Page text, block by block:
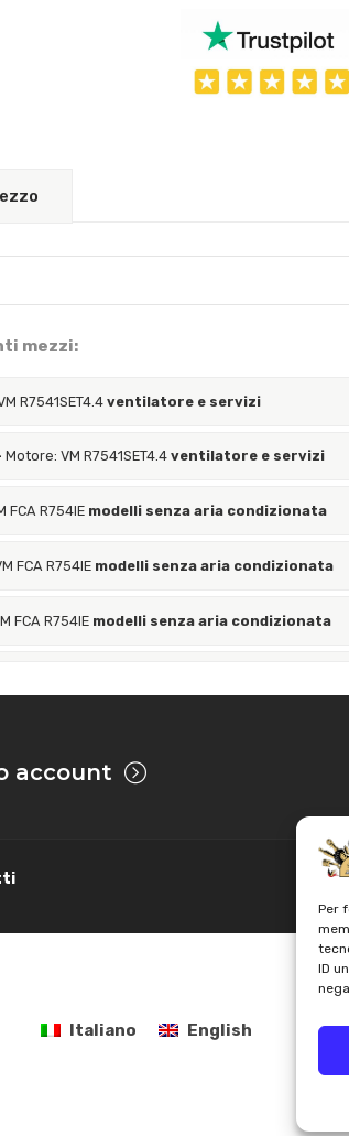
Per
ID
mezzi:
R7541SET4.4 ventilatore e servizi
Motore: VM R7541SET4.4 ventilatore e servizi
FCA R754IE modelli senza aria condizionata
FCA R754IE modelli senza aria condizionata
FCA R754IE modelli senza aria condizionata
aria condizionata
account
Italiano English